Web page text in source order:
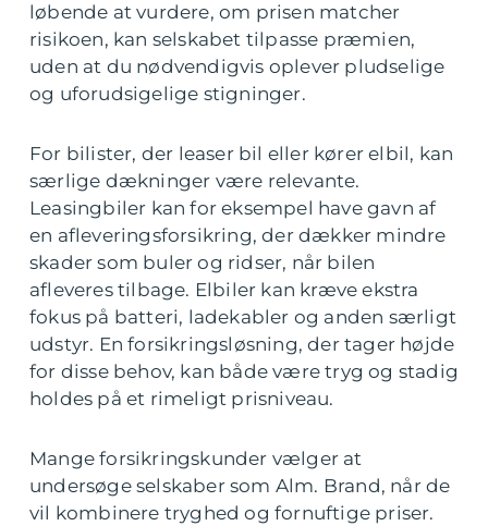
løbende at vurdere, om prisen matcher
risikoen, kan selskabet tilpasse præmien,
uden at du nødvendigvis oplever pludselige
og uforudsigelige stigninger.
For bilister, der leaser bil eller kører elbil, kan
særlige dækninger være relevante.
Leasingbiler kan for eksempel have gavn af
en afleveringsforsikring, der dækker mindre
skader som buler og ridser, når bilen
afleveres tilbage. Elbiler kan kræve ekstra
fokus på batteri, ladekabler og anden særligt
udstyr. En forsikringsløsning, der tager højde
for disse behov, kan både være tryg og stadig
holdes på et rimeligt prisniveau.
Mange forsikringskunder vælger at
undersøge selskaber som Alm. Brand, når de
vil kombinere tryghed og fornuftige priser.